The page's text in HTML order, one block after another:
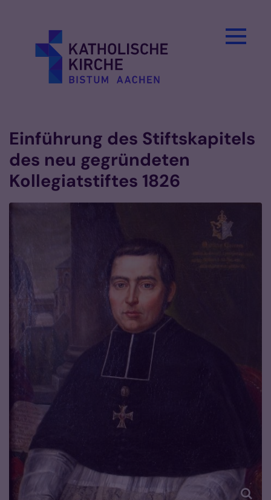
Einführung des Stiftskapitels
des neu gegründeten
Kollegiatstiftes 1826